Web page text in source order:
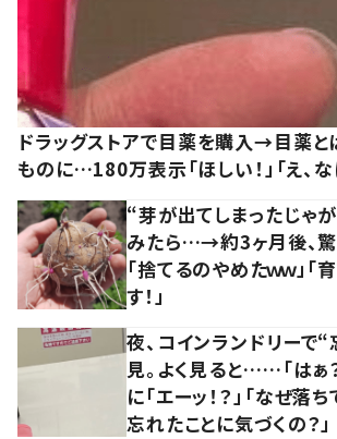
ドラッグストアで目薬を購入→目薬
ものに…180万表示「ほしい！」「え、な
“芽が出てしまったじゃ
みたら…→約3ヶ月後、
「捨てるのやめたｗｗ」「
す！」
夜、コインランドリーで
見。よく見ると……「はぁ
に「エーッ！？」「なぜ落ち
忘れたことに気づくの？」